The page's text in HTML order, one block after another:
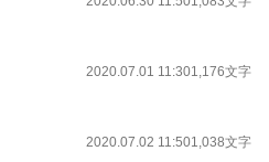
2020.07.01 11:301,176文字
2020.07.02 11:501,038文字